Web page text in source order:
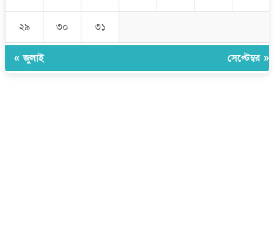
২৯ ৩০ ৩১
« জুলাই সেপ্টেম্বর »